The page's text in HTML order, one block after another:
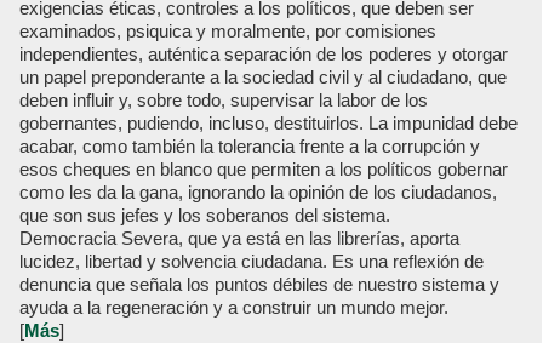
exigencias éticas, controles a los políticos, que deben ser
examinados, psiquica y moralmente, por comisiones
independientes, auténtica separación de los poderes y otorgar
un papel preponderante a la sociedad civil y al ciudadano, que
deben influir y, sobre todo, supervisar la labor de los
gobernantes, pudiendo, incluso, destituirlos. La impunidad debe
acabar, como también la tolerancia frente a la corrupción y
esos cheques en blanco que permiten a los políticos gobernar
como les da la gana, ignorando la opinión de los ciudadanos,
que son sus jefes y los soberanos del sistema.
Democracia Severa, que ya está en las librerías, aporta
lucidez, libertad y solvencia ciudadana. Es una reflexión de
denuncia que señala los puntos débiles de nuestro sistema y
ayuda a la regeneración y a construir un mundo mejor.
[Más]